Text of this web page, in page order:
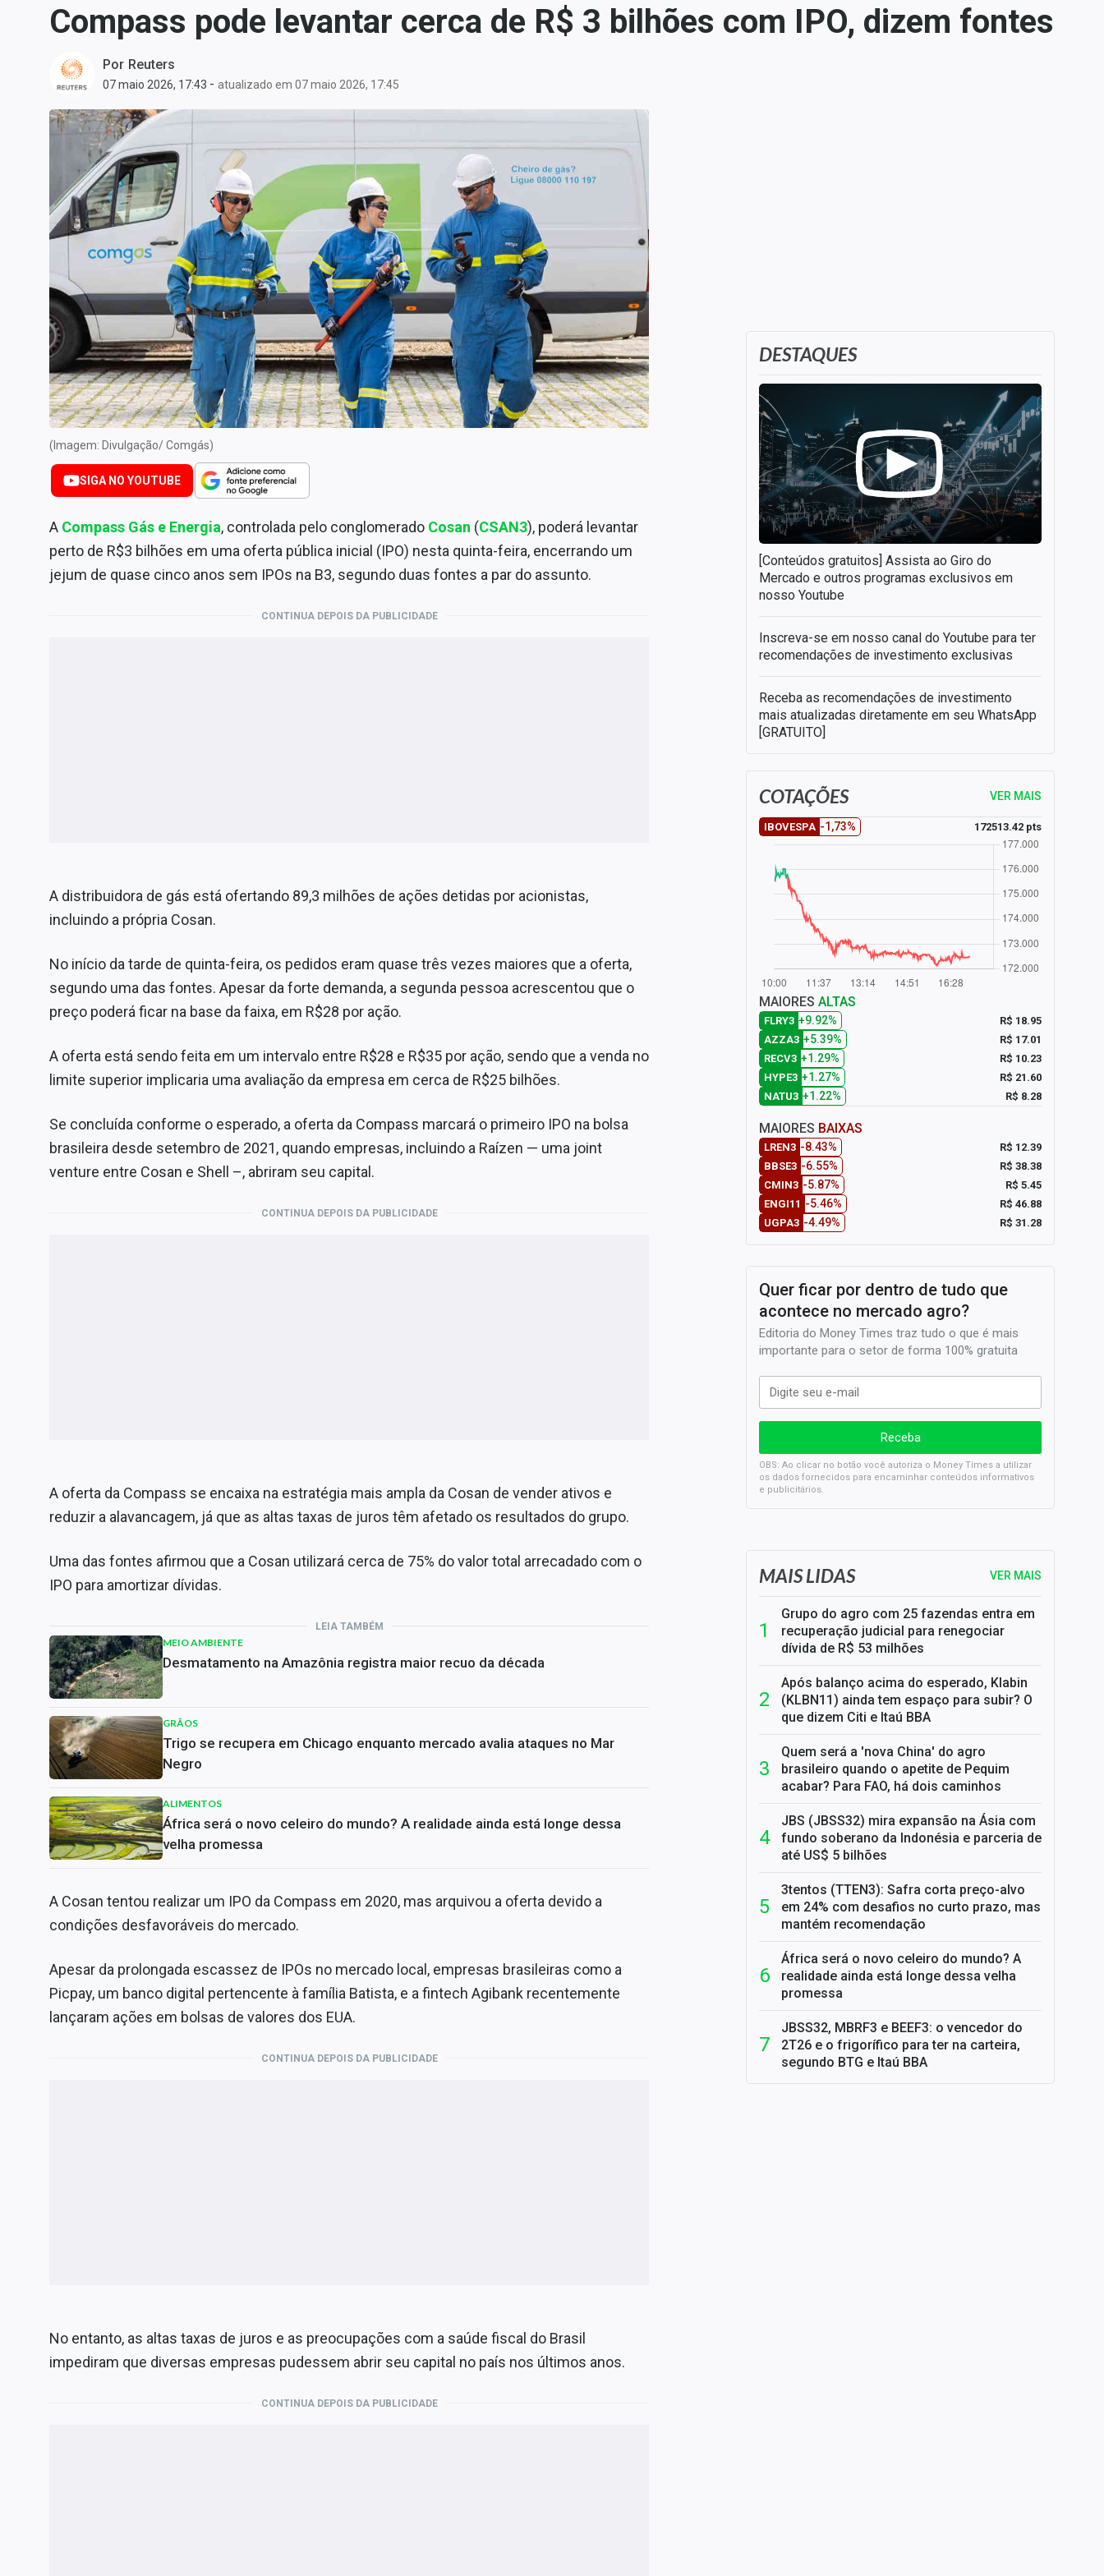
Carteiras Recomendadas
Central de Dividendos
Central de Fundos
Imobiliários
Central dos IPOs
Finanças Pessoais
Mercados
Economia
Empresas
Política
Colunas
Especiais
Internacional
Marketing
Tecnologia
Conteúdo de Marca
Expediente
Contato
Compass pode levantar cerca de R$ 3 bilhões com IPO, dizem fontes
Por Reuters
07 maio 2026, 17:43 - atualizado em 07 maio 2026, 17:45
(Imagem: Divulgação/ Comgás)
SIGA NO YOUTUBE
A Compass Gás e Energia, controlada pelo conglomerado Cosan (CSAN3), poderá levantar
perto de R$3 bilhões em uma oferta pública inicial (IPO) nesta quinta-feira, encerrando um
jejum de quase cinco anos sem IPOs na B3, segundo duas fontes a par do assunto.
CONTINUA DEPOIS DA PUBLICIDADE
A distribuidora de gás está ofertando 89,3 milhões de ações detidas por acionistas,
incluindo a própria Cosan.
No início da tarde de quinta-feira, os pedidos eram quase três vezes maiores que a oferta,
segundo uma das fontes. Apesar da forte demanda, a segunda pessoa acrescentou que o
preço poderá ficar na base da faixa, em R$28 por ação.
A oferta está sendo feita em um intervalo entre R$28 e R$35 por ação, sendo que a venda no
limite superior implicaria uma avaliação da empresa em cerca de R$25 bilhões.
Se concluída conforme o esperado, a oferta da Compass marcará o primeiro IPO na bolsa
brasileira desde setembro de 2021, quando empresas, incluindo a Raízen — uma joint
venture entre Cosan e Shell –, abriram seu capital.
CONTINUA DEPOIS DA PUBLICIDADE
A oferta da Compass se encaixa na estratégia mais ampla da Cosan de vender ativos e
reduzir a alavancagem, já que as altas taxas de juros têm afetado os resultados do grupo.
Uma das fontes afirmou que a Cosan utilizará cerca de 75% do valor total arrecadado com o
IPO para amortizar dívidas.
LEIA TAMBÉM
MEIO AMBIENTE
Desmatamento na Amazônia registra maior recuo da década
GRÃOS
Trigo se recupera em Chicago enquanto mercado avalia ataques no Mar
Negro
ALIMENTOS
África será o novo celeiro do mundo? A realidade ainda está longe dessa
velha promessa
A Cosan tentou realizar um IPO da Compass em 2020, mas arquivou a oferta devido a
condições desfavoráveis ​​do mercado.
Apesar da prolongada escassez de IPOs no mercado local, empresas brasileiras como a
Picpay, um banco digital pertencente à família Batista, e a fintech Agibank recentemente
lançaram ações em bolsas de valores dos EUA.
CONTINUA DEPOIS DA PUBLICIDADE
No entanto, as altas taxas de juros e as preocupações com a saúde fiscal do Brasil
impediram que diversas empresas pudessem abrir seu capital no país nos últimos anos.
CONTINUA DEPOIS DA PUBLICIDADE
DESTAQUES
[Conteúdos gratuitos] Assista ao Giro do
Mercado e outros programas exclusivos em
nosso Youtube
Inscreva-se em nosso canal do Youtube para ter
recomendações de investimento exclusivas
Receba as recomendações de investimento
mais atualizadas diretamente em seu WhatsApp
[GRATUITO]
COTAÇÕES VER MAIS
IBOVESPA -1,73% 172513.42 pts
MAIORES ALTAS
FLRY3 +9.92%
R$ 18.95
AZZA3 +5.39%
R$ 17.01
RECV3 +1.29%
R$ 10.23
HYPE3 +1.27%
R$ 21.60
NATU3 +1.22% R$ 8.28
MAIORES BAIXAS
LREN3 -8.43%
R$ 12.39
BBSE3 -6.55%
R$ 38.38
CMIN3 -5.87%
R$ 5.45
ENGI11 -5.46%
R$ 46.88
UGPA3 -4.49% R$ 31.28
Quer ficar por dentro de tudo que
acontece no mercado agro?
Editoria do Money Times traz tudo o que é mais
importante para o setor de forma 100% gratuita
OBS: Ao clicar no botão você autoriza o Money Times a utilizar
os dados fornecidos para encaminhar conteúdos informativos
e publicitários.
SELIC em 14%: A repercussão da decisão sobre os JUROS
MAIS LIDAS VER MAIS
Grupo do agro com 25 fazendas entra em
recuperação judicial para renegociar
dívida de R$ 53 milhões
Após balanço acima do esperado, Klabin
(KLBN11) ainda tem espaço para subir? O
que dizem Citi e Itaú BBA
Quem será a 'nova China' do agro
brasileiro quando o apetite de Pequim
acabar? Para FAO, há dois caminhos
JBS (JBSS32) mira expansão na Ásia com
fundo soberano da Indonésia e parceria de
até US$ 5 bilhões
3tentos (TTEN3): Safra corta preço-alvo
em 24% com desafios no curto prazo, mas
mantém recomendação
África será o novo celeiro do mundo? A
realidade ainda está longe dessa velha
promessa
JBSS32, MBRF3 e BEEF3: o vencedor do
2T26 e o frigorífico para ter na carteira,
segundo BTG e Itaú BBA